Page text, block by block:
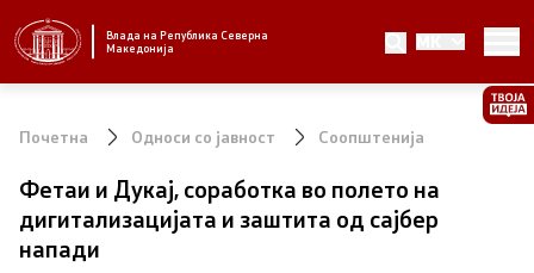
Влада на Република Северна
Македонија
MK
Стратешки приоритети и програма
Завршени планови
Почетна Односи со јавност Соопштенија
Фетаи и Дукај, соработка во полето на
дигитализацијата и заштита од сајбер
напади